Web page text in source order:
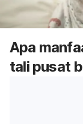
Apa
tali pusat